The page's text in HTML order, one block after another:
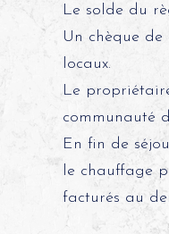
Le solde du
Un chèque
locaux.
Le
communauté
En fin de
le chauffage
facturés au